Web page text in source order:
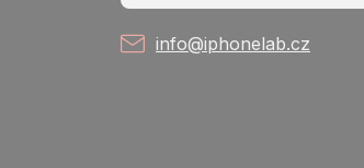
info@iphonelab.cz